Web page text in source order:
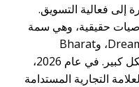
إلى فعالية التسويق.
حقيقية، وهي سمة
تعتمد عليها علامات تجارية مثل Dream11، وBharat
Petroleum، وOrient Electric بشكل كبير. في عام 2026،
التجارية المستدامة